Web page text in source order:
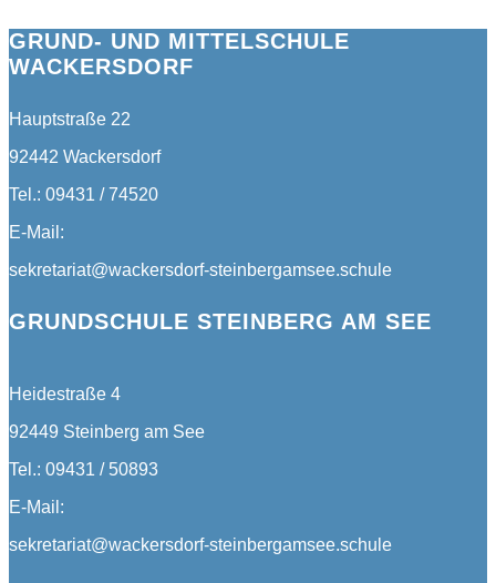
GRUND- UND MITTELSCHULE
WACKERSDORF
Hauptstraße 22
92442 Wackersdorf
Tel.: 09431 / 74520
E-Mail:
sekretariat@wackersdorf-steinbergamsee.schule
GRUNDSCHULE STEINBERG AM SEE
Heidestraße 4
92449 Steinberg am See
Tel.: 09431 / 50893
E-Mail:
sekretariat@wackersdorf-steinbergamsee.schule